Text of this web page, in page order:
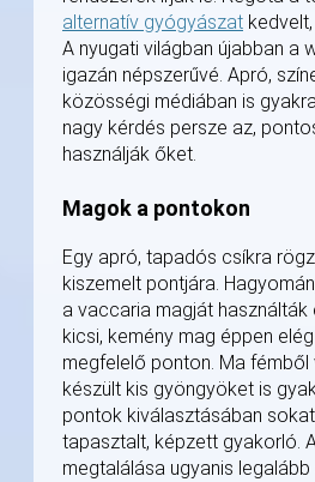
alternatív gyógyászat
A nyugati világban újabban a
igazán népszerűvé. Apró,
közösségi médiában is
nagy kérdés persze az,
használják őket.
Magok a pontokon
Egy apró, tapadós csíkra
kiszemelt pontjára.
a vaccaria magját használták
kicsi, kemény mag éppen
megfelelő ponton. Ma fémből
készült kis gyöngyöket is
pontok kiválasztásában
tapasztalt, képzett gyakorló.
megtalálása ugyanis